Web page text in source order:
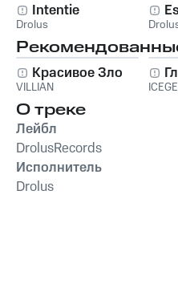
Intentie
Drolus
Красивое Зло
VILLIAN
О треке
Лейбл
DrolusRecords
Исполнитель
Drolus